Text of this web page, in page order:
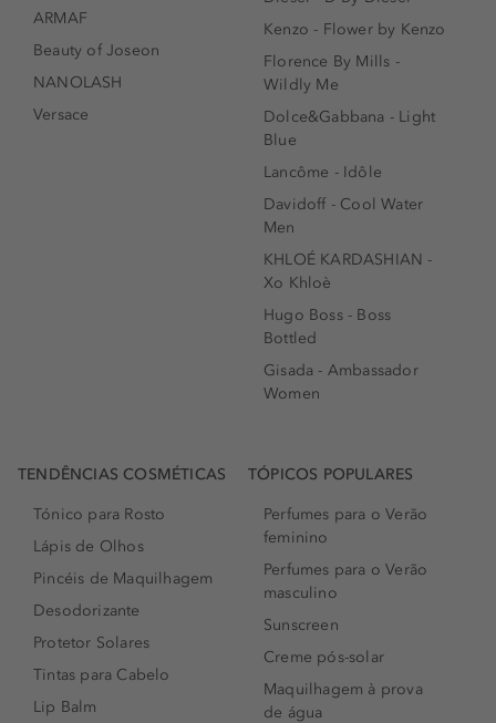
ARMAF
Beauty of Joseon
NANOLASH
Versace
Kenzo - Flower by Kenzo
Florence By Mills -
Wildly Me
Dolce&Gabbana - Light
Blue
Lancôme - Idôle
Davidoff - Cool Water
Men
KHLOÉ KARDASHIAN -
Xo Khloè
Hugo Boss - Boss
Bottled
Gisada - Ambassador
Women
TENDÊNCIAS COSMÉTICAS
Tónico para Rosto
Lápis de Olhos
Pincéis de Maquilhagem
Desodorizante
Protetor Solares
Tintas para Cabelo
Lip Balm
TÓPICOS POPULARES
Perfumes para o Verão
feminino
Perfumes para o Verão
masculino
Sunscreen
Creme pós-solar
Maquilhagem à prova
de água